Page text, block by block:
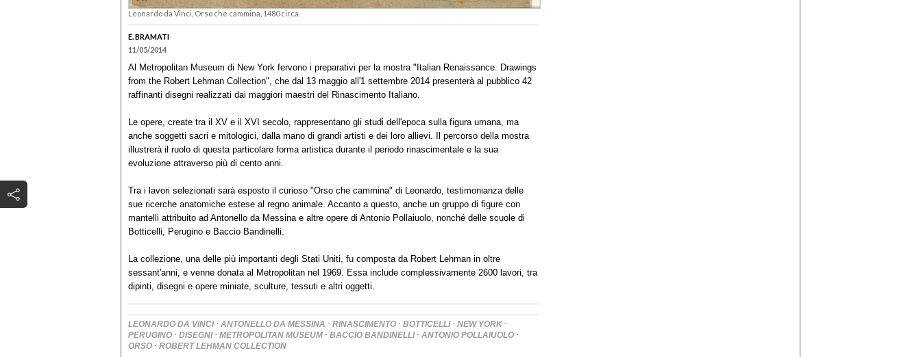
Leonardo da Vinci, Orso che cammina, 1480 circa.
E. BRAMATI
11/05/2014
Al Metropolitan Museum di New York fervono i preparativi per la mostra "Italian Renaissance. Drawings
from the Robert Lehman Collection", che dal 13 maggio all'1 settembre 2014 presenterà al pubblico 42
raffinanti disegni realizzati dai maggiori maestri del Rinascimento Italiano.
Le opere, create tra il XV e il XVI secolo, rappresentano gli studi dell'epoca sulla figura umana, ma
anche soggetti sacri e mitologici, dalla mano di grandi artisti e dei loro allievi. Il percorso della mostra
illustrerà il ruolo di questa particolare forma artistica durante il periodo rinascimentale e la sua
evoluzione attraverso più di cento anni.
Tra i lavori selezionati sarà esposto il curioso "Orso che cammina" di Leonardo, testimonianza delle
sue ricerche anatomiche estese al regno animale. Accanto a questo, anche un gruppo di figure con
mantelli attribuito ad Antonello da Messina e altre opere di Antonio Pollaiuolo, nonché delle scuole di
Botticelli, Perugino e Baccio Bandinelli.
La collezione, una delle più importanti degli Stati Uniti, fu composta da Robert Lehman in oltre
sessant'anni, e venne donata al Metropolitan nel 1969. Essa include complessivamente 2600 lavori, tra
dipinti, disegni e opere miniate, sculture, tessuti e altri oggetti.
LEONARDO DA VINCI· ANTONELLO DA MESSINA · RINASCIMENTO · BOTTICELLI· NEW YORK ·
PERUGINO · DISEGNI· METROPOLITAN MUSEUM · BACCIO BANDINELLI· ANTONIO POLLAIUOLO ·
ORSO · ROBERT LEHMAN COLLECTION